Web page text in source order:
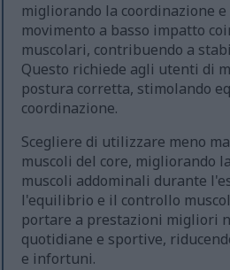
migliorando la coordinazione
movimento a basso impatto
muscolari, contribuendo a
Questo richiede agli utenti di
postura corretta, stimolando
coordinazione.
Scegliere di utilizzare meno
muscoli del core, migliorando
muscoli addominali durante
l'equilibrio e il controllo
portare a prestazioni migliori
quotidiane e sportive,
e infortuni.